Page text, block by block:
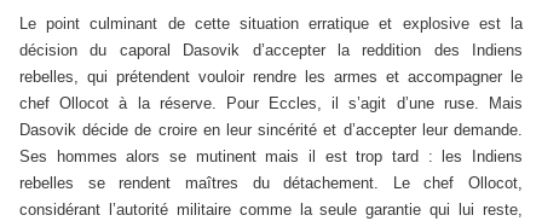
Le point culminant de cette situation erratique et explosive est la
décision du caporal Dasovik d’accepter la reddition des Indiens
rebelles, qui prétendent vouloir rendre les armes et accompagner le
chef Ollocot à la réserve. Pour Eccles, il s’agit d’une ruse. Mais
Dasovik décide de croire en leur sincérité et d’accepter leur demande.
Ses hommes alors se mutinent mais il est trop tard : les Indiens
rebelles se rendent maîtres du détachement. Le chef Ollocot,
considérant l’autorité militaire comme la seule garantie qui lui reste,